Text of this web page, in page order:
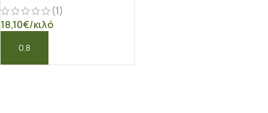
(1)
18,10€/κιλό
ΠΡΟΣΘΉΚΗ ΣΤΟ ΚΑΛΆΘΙ